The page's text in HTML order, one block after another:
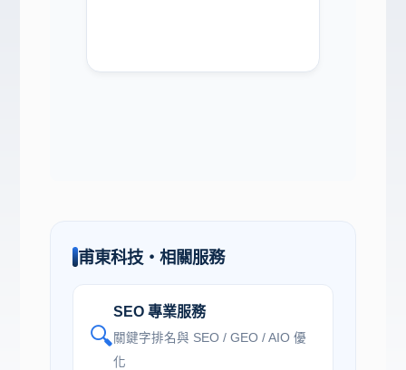
甫東科技・相關服務
🔍
SEO 專業服務
關鍵字排名與 SEO / GEO / AIO 優
化